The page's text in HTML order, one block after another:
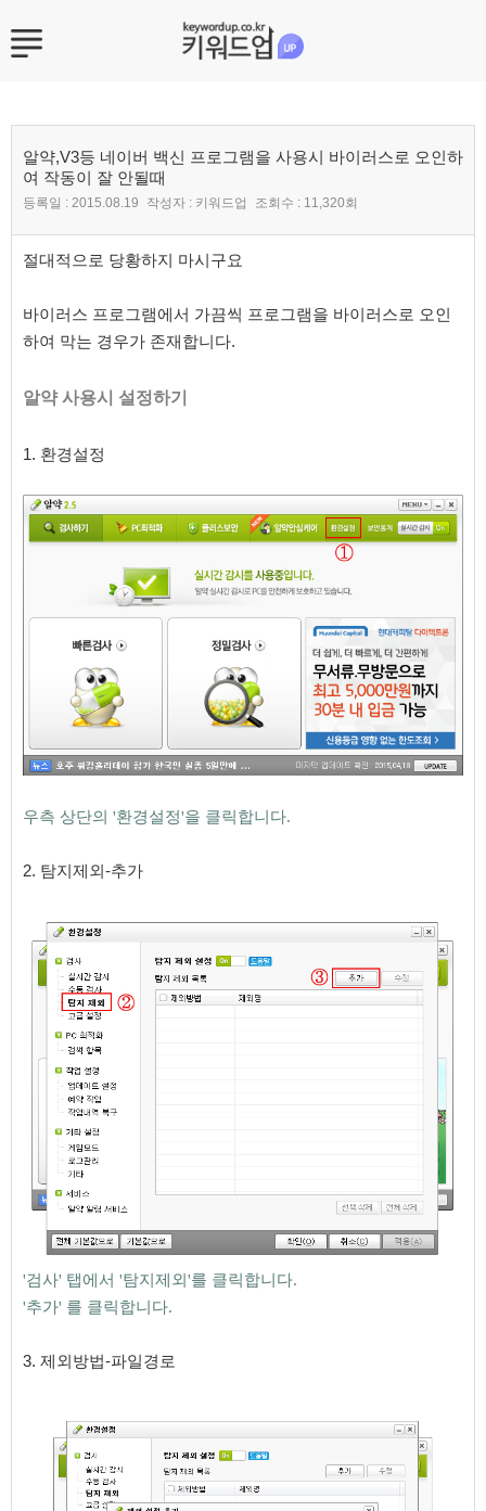
알약,V3등 네이버 백신 프로그램을 사용시 바이러스로 오인하
여 작동이 잘 안될때
등록일 : 2015.08.19 작성자 : 키워드업 조회수 : 11,320회
절대적으로 당황하지 마시구요
바이러스 프로그램에서 가끔씩 프로그램을 바이러스로 오인
하여 막는 경우가 존재합니다.
알약 사용시 설정하기
1. 환경설정
우측 상단의 '환경설정'을 클릭합니다.
2. 탐지제외-추가
'검사' 탭에서 '탐지제외'를 클릭합니다.
'추가' ​ 를 클릭합니다.
3. 제외방법-파일경로